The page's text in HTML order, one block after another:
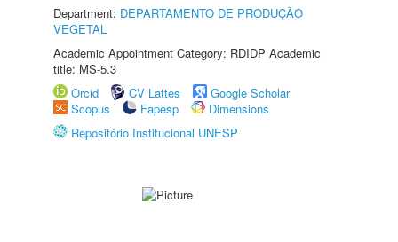
Department: DEPARTAMENTO DE PRODUÇÃO
VEGETAL
Academic Appointment Category: RDIDP Academic
title: MS-5.3
Orcid
CV Lattes
Google Scholar
Scopus
Fapesp
Dimensions
Repositório Institucional UNESP